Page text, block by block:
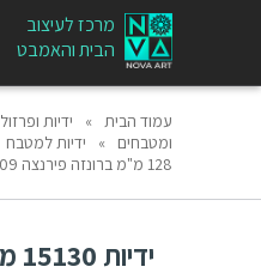
מרכז לעיצוב
הבית והאמבט
עמוד הבית » ידיות ופרזול
ומטבחים
» ידיות למטבח
128 מ"מ ברונזה פירנצה M09